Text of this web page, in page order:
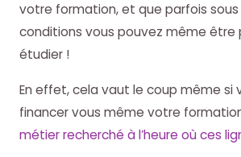
votre formation, et que parfois
conditions vous pouvez même être
étudier !
En effet, cela vaut le coup même si
financer vous même votre
métier recherché à l’heure où ces